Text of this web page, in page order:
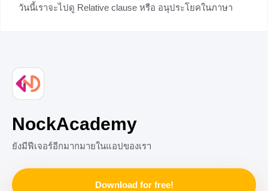
วันนี้เราจะไปดู Relative clause หรือ อนุประโยคในภาษา
NockAcademy
ยังมีฟีเจอร์อีกมากมายในแอปของเรา
Download for free!